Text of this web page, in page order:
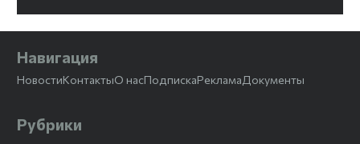
Навигация
НовостиКонтактыО насПодпискаРекламаДокументы
Рубрики